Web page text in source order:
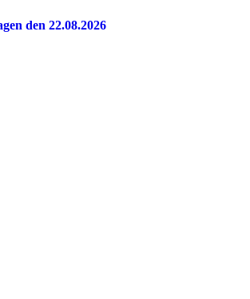
den 22.08.2026